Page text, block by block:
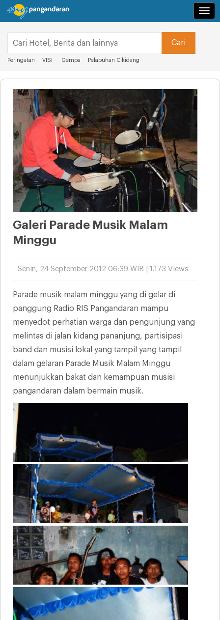
Peringatan VISI Gempa Pelabuhan Cikidang
Galeri Parade Musik Malam
Minggu
Senin, 24 September 2012 06:39 WIB | 1.173 Views
Parade musik malam minggu yang di gelar di
panggung Radio RIS Pangandaran mampu
menyedot perhatian warga dan pengunjung yang
melintas di jalan kidang pananjung, partisipasi
band dan musisi lokal yang tampil yang tampil
dalam gelaran Parade Musik Malam Minggu
menunjukkan bakat dan kemampuan musisi
pangandaran dalam bermain musik.